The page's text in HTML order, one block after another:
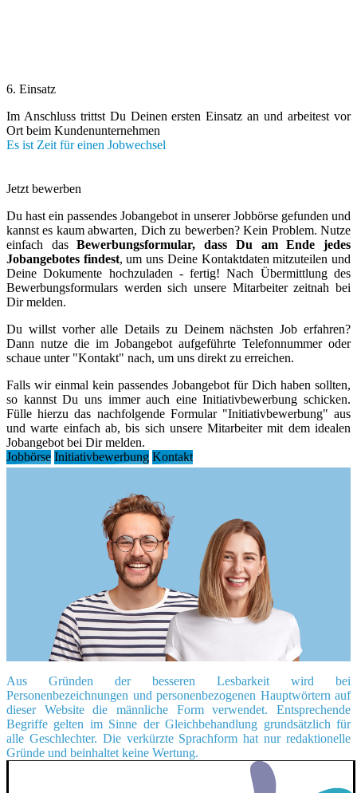
6. Einsatz
Im Anschluss trittst Du Deinen ersten Einsatz an und arbeitest vor
Ort beim Kundenunternehmen
Es ist Zeit für einen Jobwechsel
Jetzt bewerben
Du hast ein passendes Jobangebot in unserer Jobbörse gefunden und
kannst es kaum abwarten, Dich zu bewerben?Kein Problem. Nutze
einfach dasBewerbungsformular, dass Du am Ende jedes
Jobangebotes findest, um uns Deine Kontaktdaten mitzuteilen und
Deine Dokumente hochzuladen - fertig! Nach Übermittlung des
Bewerbungsformulars werden sich unsere Mitarbeiter zeitnah bei
Dir melden.
Du willst vorher alle Details zu Deinem nächsten Job erfahren?
Dann nutze die im Jobangebot aufgeführte Telefonnummer oder
schaue unter "Kontakt" nach, um uns direkt zu erreichen.
Falls wir einmal kein passendes Jobangebot für Dich haben sollten,
so kannst Du uns immer auch eine Initiativbewerbung schicken.
Fülle hierzu das nachfolgende Formular "Initiativbewerbung" aus
und warte einfach ab, bis sich unsere Mitarbeiter mit dem idealen
Jobangebot bei Dir melden.
Jobbörse Initiativbewerbung Kontakt
Aus Gründen der besseren Lesbarkeit wird bei
Personenbezeichnungen und personenbezogenen Hauptwörtern auf
dieser Website die männliche Form verwendet. Entsprechende
Begriffe gelten im Sinne der Gleichbehandlung grundsätzlich für
alle Geschlechter. Die verkürzte Sprachform hat nur redaktionelle
Gründe und beinhaltet keine Wertung.